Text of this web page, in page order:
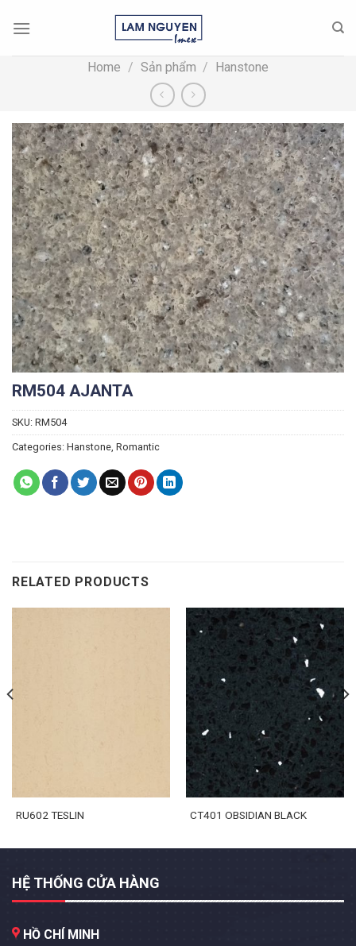
Home / Sản phẩm / Hanstone
RM504 AJANTA
SKU: RM504
Categories: Hanstone, Romantic
RELATED PRODUCTS
RU602 TESLIN CT401 OBSIDIAN BLACK
HỆ THỐNG CỬA HÀNG
HỒ CHÍ MINH